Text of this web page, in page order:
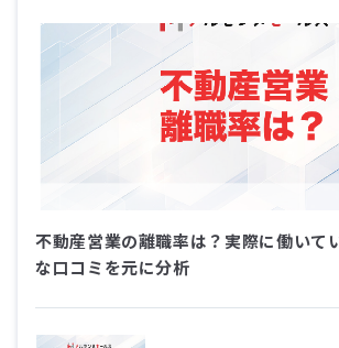
不動産営業の離職率は？実際に働いて
な口コミを元に分析